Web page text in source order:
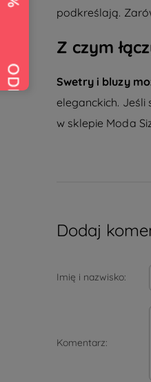
podkreślają.
Z czym
Swetry i bluzy
eleganckich. Jeśli
w sklepie Moda
Dodaj
Imię i nazwisko:
Komentarz: